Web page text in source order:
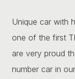
Unique car with
one of the first
are very proud
number car in